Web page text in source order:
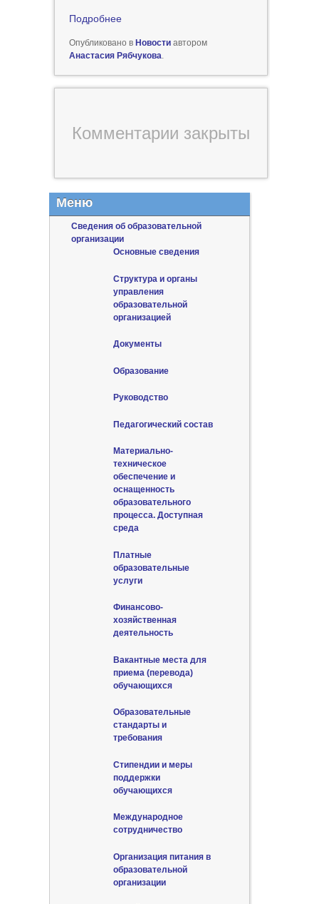
Подробнее
Опубликовано в Новостиавтором
Анастасия Рябчукова.
Комментарии закрыты
Меню
Сведения об образовательной
организации
Основные сведения
Структура и органы
управления
образовательной
организацией
Документы
Образование
Руководство
Педагогический состав
Материально-
техническое
обеспечение и
оснащенность
образовательного
процесса. Доступная
среда
Платные
образовательные
услуги
Финансово-
хозяйственная
деятельность
Вакантные места для
приема (перевода)
обучающихся
Образовательные
стандарты и
требования
Стипендии и меры
поддержки
обучающихся
Международное
сотрудничество
Организация питания в
образовательной
организации